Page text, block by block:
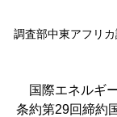
調査部中東アフリカ
国際エネルギ
条約第29回締約